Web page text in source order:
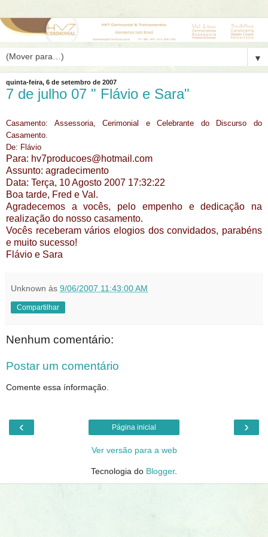
▼
quinta-feira, 6 de setembro de 2007
7 de julho 07 " Flávio e Sara"
Casamento: Assessoria, Cerimonial e Celebrante do Discurso do
Casamento.
De: Flávio
Para: hv7producoes@hotmail.com
Assunto: agradecimento
Data: Terça, 10 Agosto 2007 17:32:22
Boa tarde, Fred e Val.
Agradecemos a vocês, pelo empenho e dedicação na
realização do nosso casamento.
Vocês receberam vários elogios dos convidados, parabéns
e muito sucesso!
Flávio e Sara
Unknown às 9/06/2007 11:43:00 AM
Compartilhar
Nenhum comentário:
Postar um comentário
Comente essa ínformação.
‹ ›
Página inicial
Ver versão para a web
Tecnologia do Blogger.